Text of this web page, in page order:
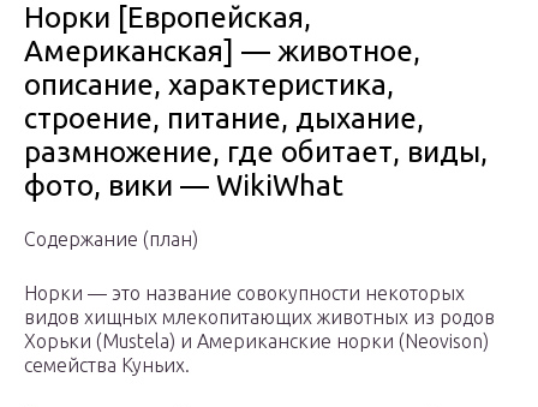
Норки [Европейская,
Американская] — животное,
описание, характеристика,
строение, питание, дыхание,
размножение, где обитает, виды,
фото, вики — WikiWhat
Содержание (план)
Норки — это название совокупности некоторых
видов хищных млекопитающих животных из родов
Хорьки (Mustela) и Американские норки (Neovison)
семейства Куньих.